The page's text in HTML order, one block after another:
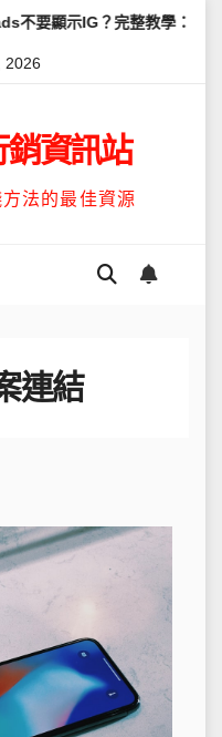
要顯示IG？完整教學：高效管
2026
銷資訊站
法的最佳資源
連結